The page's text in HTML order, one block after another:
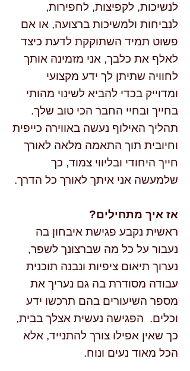
לנשיכות, לקפיצות, לחפירות,
לנביחות ולמשיכות ברצועה, או אם
פשוט תמיד השתוקקת לדעת כיצד
לאלף את כלבך, אני מזמינה אותך
לחוויה שתיתן לך ידע מקצועי
ומדוייק בכדי להביא לשינוי מהותי
בחייך ובחיי החבר הכי טוב שלך.
תהליך האילוף נעשה באווירה כייפית
וחיובית תוך התאמה מלאה לאורך
חייך היחודי ובליווי צמוד, כך
שלמעשה אני איתך לאורך כל הדרך.
אז איך מתחילים?
ראשית נקבע פגישת איבחון בה
נעבור על כל מה שברצונך לשפר,
נערוך תיאום ציפיות ונבנה תוכנית
עבודה מסודרת בה גם נעריך את
מספר השיעורים בהם תרכשו ידע
וכלים. הפגישה נעשית אצלך בבית,
כך שאין אפילו צורך להתנייד, אלא
הכל מאוד נעים ונוח.